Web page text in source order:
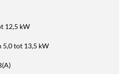
12,5 kW
5,0 tot 13,5 kW